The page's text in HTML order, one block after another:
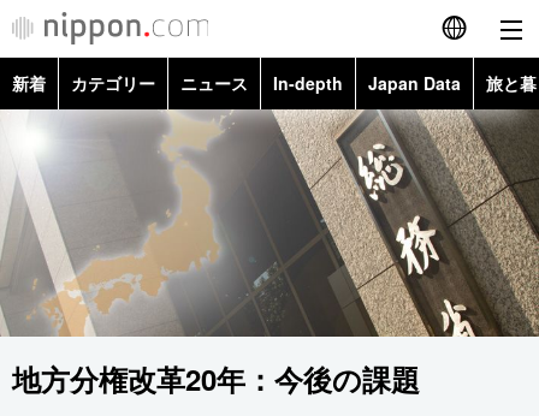
English
简体字
繁體字
Français
Español
العربية
カテゴリー
政治・外交
経済・ビジネス
ニュース
トップ
In-depth
新着 カテゴリー ニュース In-depth Japan Data 旅と
経済・ビジネス
国際・海外
社会
文化
Topics
Images
People
東京
地方分権改革20年：今後の課題